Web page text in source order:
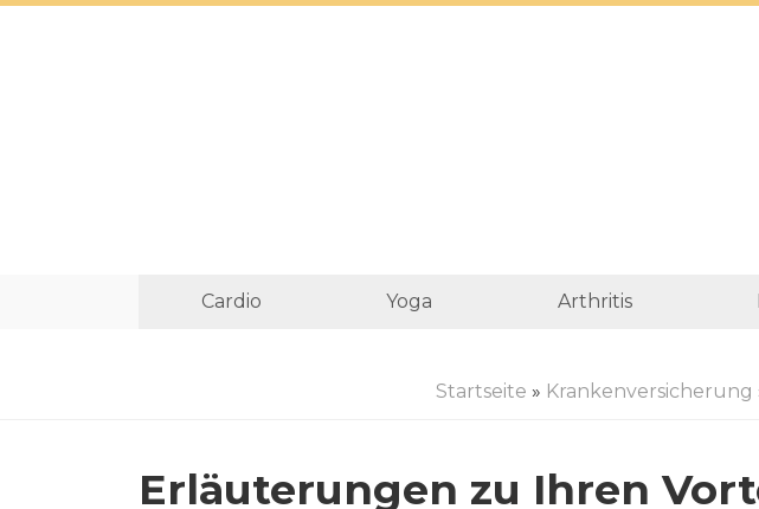
Cardio Yoga Arthritis
Startseite » Krankenversicherung
Erläuterungen zu Ihren